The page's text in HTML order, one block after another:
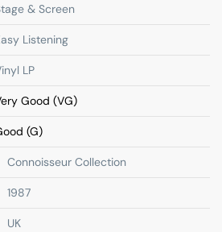
& Screen
Listening
LP
Good (VG)
(G)
Connoisseur Collection
1987
UK